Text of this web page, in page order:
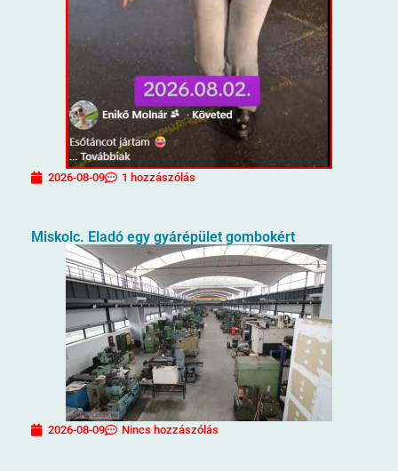
2026-08-09 1 hozzászólás
Miskolc. Eladó egy gyárépület gombokért
2026-08-09 Nincs hozzászólás